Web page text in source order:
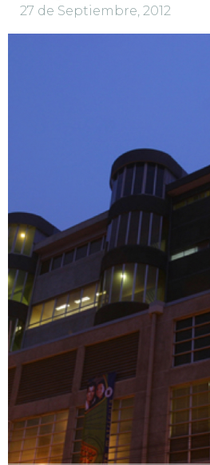
27 de Septiembre, 2012